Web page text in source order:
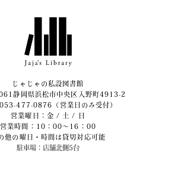
じゃじゃの私設図書館
静岡県浜松市中央区入野町4913-2
477-0876（営業日のみ受付）
営業曜日：金 / 土 / 日
営業時間：10：00～16：00
他の曜日・時間は貸切対応可能
駐車場：店舗北側5台